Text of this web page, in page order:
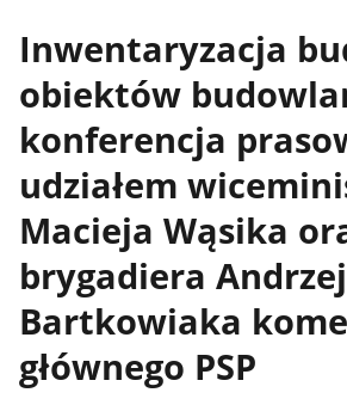
Inwentaryzacja
obiektów
konferencja
udziałem
Macieja Wąsika
brygadiera
Bartkowiaka
głównego PSP